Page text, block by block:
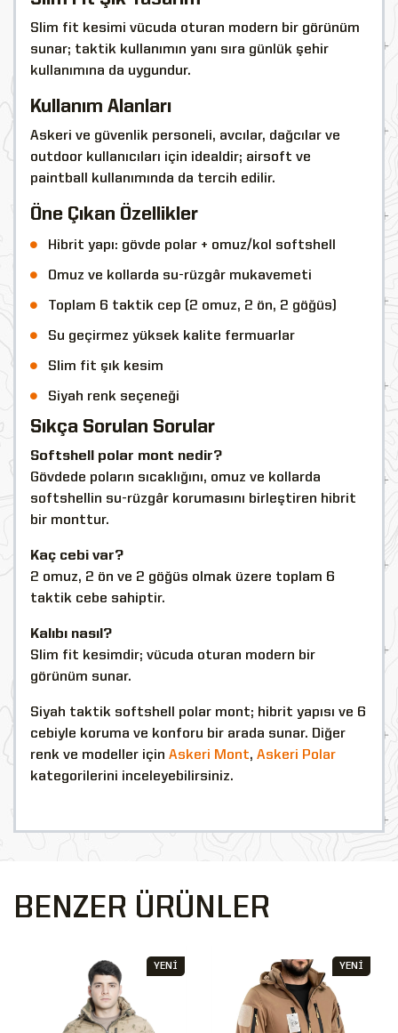
Slim fit kesimi vücuda oturan modern bir görünüm
sunar; taktik kullanımın yanı sıra günlük şehir
kullanımına da uygundur.
Kullanım Alanları
Askeri ve güvenlik personeli, avcılar, dağcılar ve
outdoor kullanıcıları için idealdir; airsoft ve
paintball kullanımında da tercih edilir.
Öne Çıkan Özellikler
Hibrit yapı: gövde polar + omuz/kol softshell
Omuz ve kollarda su-rüzgâr mukavemeti
Toplam 6 taktik cep (2 omuz, 2 ön, 2 göğüs)
Su geçirmez yüksek kalite fermuarlar
Slim fit şık kesim
Siyah renk seçeneği
Sıkça Sorulan Sorular
Softshell polar mont nedir?
Gövdede poların sıcaklığını, omuz ve kollarda
softshellin su-rüzgâr korumasını birleştiren hibrit
bir monttur.
Kaç cebi var?
2 omuz, 2 ön ve 2 göğüs olmak üzere toplam 6
taktik cebe sahiptir.
Kalıbı nasıl?
Slim fit kesimdir; vücuda oturan modern bir
görünüm sunar.
Siyah taktik softshell polar mont; hibrit yapısı ve 6
cebiyle koruma ve konforu bir arada sunar. Diğer
renk ve modeller için Askeri Mont, Askeri Polar
kategorilerini inceleyebilirsiniz.
BENZER ÜRÜNLER
YENİ YENİ